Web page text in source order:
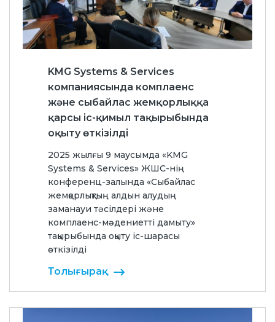
KMG Systems & Services
компаниясында комплаенс
және сыбайлас жемқорлыққа
қарсы іс-қимыл тақырыбында
оқыту өткізілді
2025 жылғы 9 маусымда «KMG
Systems & Services» ЖШС-нің
конференц-залында «Сыбайлас
жемқорлықтың алдын алудың
заманауи тәсілдері және
комплаенс-мәдениетті дамыту»
тақырыбында оқыту іс-шарасы
өткізілді
Толығырақ